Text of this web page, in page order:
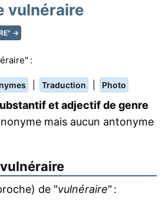
vulnéraire
→
:
Traduction Photo
et adjectif de genre
mais aucun antonyme
vulnéraire
de "vulnéraire" :